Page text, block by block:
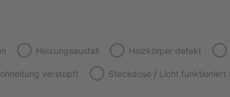
Heizungsausfall Heiz­kör­per defekt
verstopft Steck­do­se / Licht